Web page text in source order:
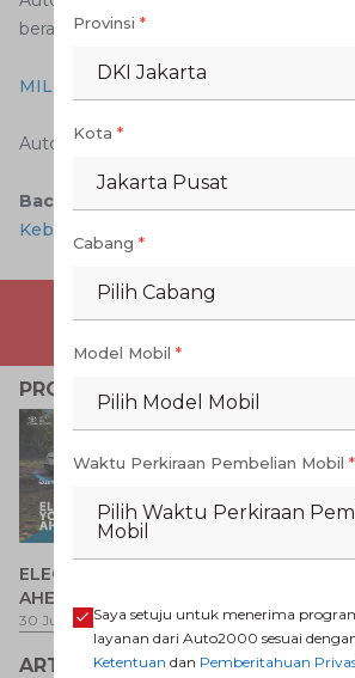
berada. Aman, mudah dan praktis.
MILIKI TOYOTA SIENTA TERBARU DI
Auto2000 Digiroom
Baca Juga:
Cara Pilih Mobil Baru
Kebutuhan
PROMO TERKAIT
ELECTRIFY YOUR PATH
AHEAD
30 Jul 2026-31 Ags 2026 1 Jul 2026-
ARTIKEL LAINNYA
Provinsi *
DKI Jakarta
Kota *
Jakarta Pusat
Cabang *
Pilih Cabang
Model Mobil *
Pilih Model Mobil
Waktu Perkiraan Pembelian Mobil *
Pilih Waktu Perkiraan
Mobil
Saya setuju untuk menerima
layanan dari Auto2000 sesuai
Ketentuan dan Pemberitahuan